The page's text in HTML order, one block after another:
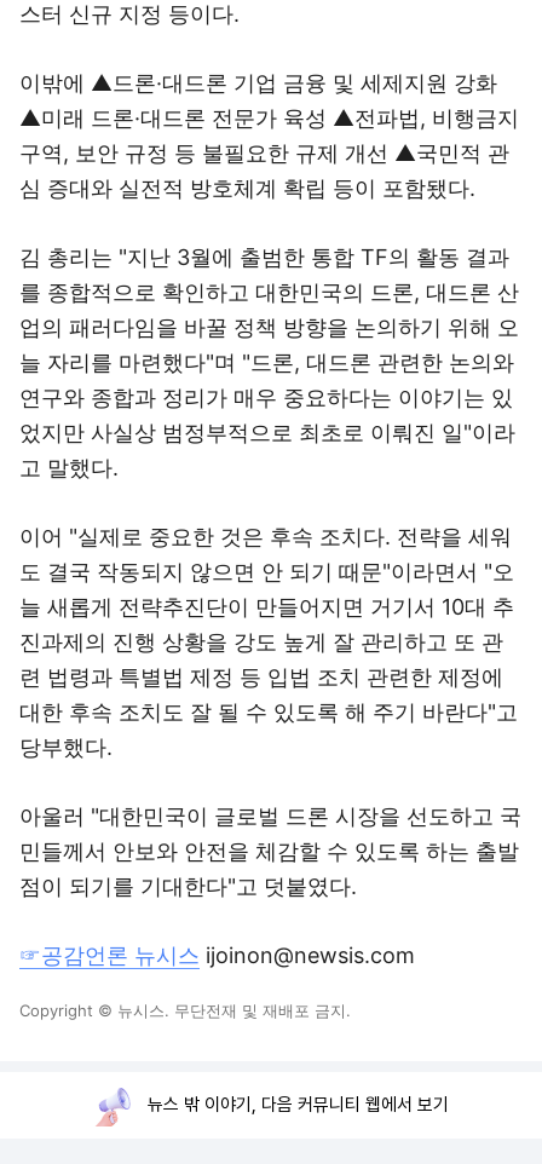
스터 신규 지정 등이다.
이밖에 ▲드론·대드론 기업 금융 및 세제지원 강화
▲미래 드론·대드론 전문가 육성 ▲전파법, 비행금지
구역, 보안 규정 등 불필요한 규제 개선 ▲국민적 관
심 증대와 실전적 방호체계 확립 등이 포함됐다.
김 총리는 "지난 3월에 출범한 통합 TF의 활동 결과
를 종합적으로 확인하고 대한민국의 드론, 대드론 산
업의 패러다임을 바꿀 정책 방향을 논의하기 위해 오
늘 자리를 마련했다"며 "드론, 대드론 관련한 논의와
연구와 종합과 정리가 매우 중요하다는 이야기는 있
었지만 사실상 범정부적으로 최초로 이뤄진 일"이라
고 말했다.
이어 "실제로 중요한 것은 후속 조치다. 전략을 세워
도 결국 작동되지 않으면 안 되기 때문"이라면서 "오
늘 새롭게 전략추진단이 만들어지면 거기서 10대 추
진과제의 진행 상황을 강도 높게 잘 관리하고 또 관
련 법령과 특별법 제정 등 입법 조치 관련한 제정에
대한 후속 조치도 잘 될 수 있도록 해 주기 바란다"고
당부했다.
아울러 "대한민국이 글로벌 드론 시장을 선도하고 국
민들께서 안보와 안전을 체감할 수 있도록 하는 출발
점이 되기를 기대한다"고 덧붙였다.
☞공감언론 뉴시스 ijoinon@newsis.com
Copyright © 뉴시스. 무단전재 및 재배포 금지.
뉴스 밖 이야기, 다음 커뮤니티 웹에서 보기